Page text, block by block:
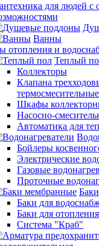
для людей с
Ванны
отопления и
Теплый
Коллекторы
Клапана
термосмесительные
Шкафы
Насосно-
Автоматика для
Бойлеры
Электрические
Газовые
Проточные
Баки для
Баки для отопления
Система "Краб"